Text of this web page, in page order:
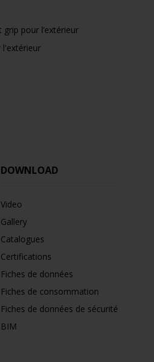
pour l’extérieur
l'extérieur
DOWNLOAD
Video
Gallery
Catalogues
Certifications
Fiches de données
Fiches de consommation
Fiches de données de sécurité
BIM